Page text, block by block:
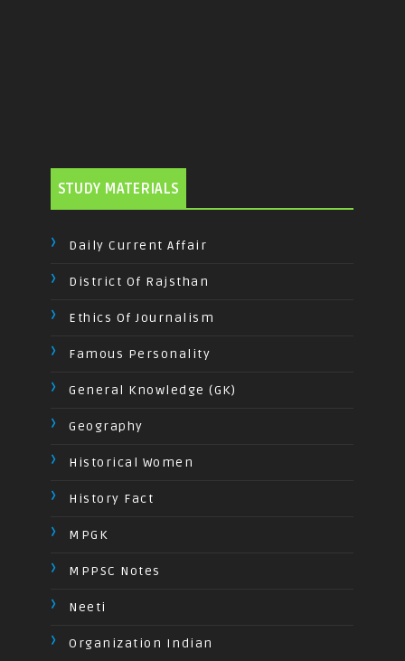
STUDY MATERIALS
Daily Current Affair
District Of Rajsthan
Ethics Of Journalism
Famous Personality
General Knowledge (GK)
Geography
Historical Women
History Fact
MPGK
MPPSC Notes
Neeti
Organization Indian